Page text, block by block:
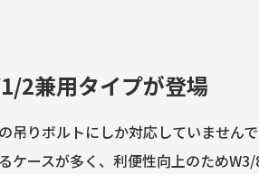
2兼用タイプが登場
吊りボルトにしか対応していません
ケースが多く、利便性向上のため